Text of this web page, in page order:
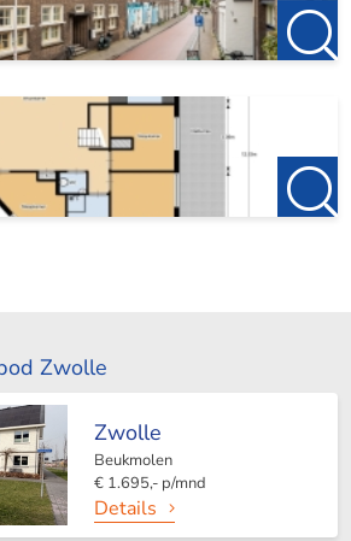
Zwolle
Zwolle
Beukmolen
€ 1.695,- p/mnd
Details